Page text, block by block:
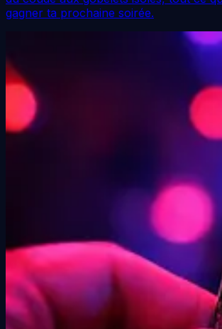
gagner ta prochaine soirée.